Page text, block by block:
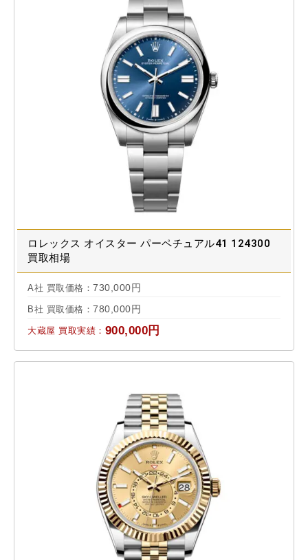
ロレックス オイスター パーペチュアル41 124300
買取相場
A社 買取価格： 730,000円
B社 買取価格： 780,000円
大蔵屋 買取実績： 900,000円